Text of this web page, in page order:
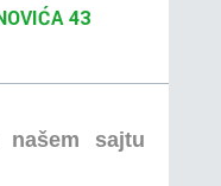
43
sajtu